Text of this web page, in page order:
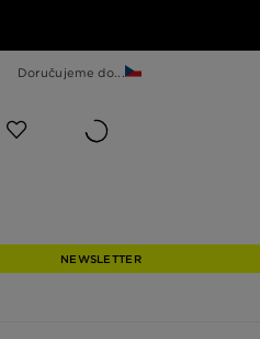
Doručujeme do...
NEWSLETTER